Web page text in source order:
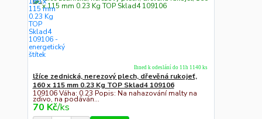
lžíce zednická, nerezový plech, dřevěná rukojeť,
160 x 115 mm 0.23 Kg TOP Sklad4 109106
109106 Váha: 0.23 Popis: Na nahazování malty na
zdivo, na podáván...
70 Kč/ks
Ihned k odeslání do 11h 1140 ks